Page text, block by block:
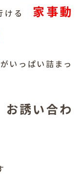
ける 家事動
いっぱい詰まっ
誘い合わ